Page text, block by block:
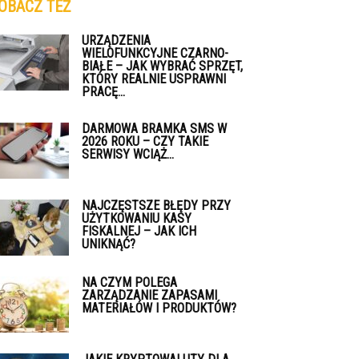
TEŻ
URZĄDZENIA
WIELOFUNKCYJNE CZARNO-
BIAŁE – JAK WYBRAĆ SPRZĘT,
KTÓRY REALNIE USPRAWNI
PRACĘ...
DARMOWA BRAMKA SMS W
2026 ROKU – CZY TAKIE
SERWISY WCIĄŻ...
NAJCZĘSTSZE BŁĘDY PRZY
UŻYTKOWANIU KASY
FISKALNEJ – JAK ICH
UNIKNĄĆ?
NA CZYM POLEGA
ZARZĄDZANIE ZAPASAMI
MATERIAŁÓW I PRODUKTÓW?